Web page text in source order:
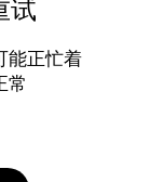
试
能正忙着
常